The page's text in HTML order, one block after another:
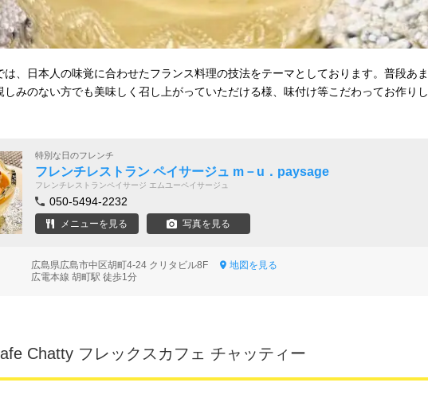
は、日本人の味覚に合わせたフランス料理の技法をテーマとしております。普段あま
しみのない方でも美味しく召し上がっていただける様、味付け等こだわってお作りし
特別な日のフレンチ
フレンチレストラン ペイサージュ m－u．paysage
フレンチレストランペイサージ エムユーペイサージュ
050-5494-2232
メニューを見る 写真を見る
広島県広島市中区胡町4-24 クリタビル8F
地図を見る
広電本線 胡町駅 徒歩1分
Chatty フレックスカフェ チャッティー